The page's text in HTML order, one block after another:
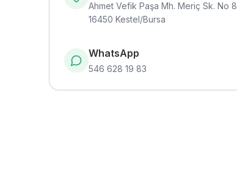
Ahmet Vefik Paşa Mh. Meriç Sk. No 8,
16450 Kestel/Bursa
WhatsApp
546 628 19 83